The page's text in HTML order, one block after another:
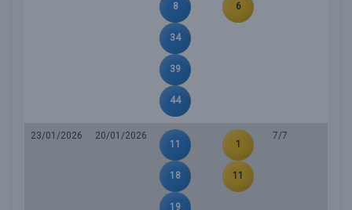
8
34
39
44
6
23/01/2026
20/01/2026
11
18
19
1
11
7/7